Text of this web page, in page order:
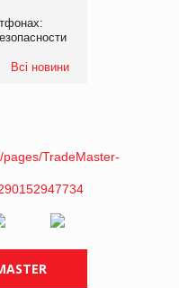
Всі новини